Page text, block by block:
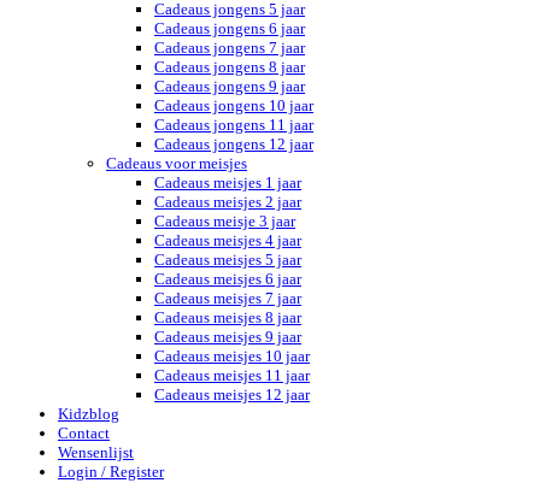
Cadeaus jongens 5 jaar
Cadeaus jongens 6 jaar
Cadeaus jongens 7 jaar
Cadeaus jongens 8 jaar
Cadeaus jongens 9 jaar
Cadeaus jongens 10 jaar
Cadeaus jongens 11 jaar
Cadeaus jongens 12 jaar
Cadeaus voor meisjes
Cadeaus meisjes 1 jaar
Cadeaus meisjes 2 jaar
Cadeaus meisje 3 jaar
Cadeaus meisjes 4 jaar
Cadeaus meisjes 5 jaar
Cadeaus meisjes 6 jaar
Cadeaus meisjes 7 jaar
Cadeaus meisjes 8 jaar
Cadeaus meisjes 9 jaar
Cadeaus meisjes 10 jaar
Cadeaus meisjes 11 jaar
Cadeaus meisjes 12 jaar
Kidzblog
Contact
Wensenlijst
Login / Register